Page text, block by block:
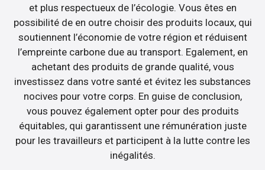
et plus respectueux de l’écologie. Vous êtes en
possibilité de en outre choisir des produits locaux, qui
soutiennent l’économie de votre région et réduisent
l’empreinte carbone due au transport. Egalement, en
achetant des produits de grande qualité, vous
investissez dans votre santé et évitez les substances
nocives pour votre corps. En guise de conclusion,
vous pouvez également opter pour des produits
équitables, qui garantissent une rémunération juste
pour les travailleurs et participent à la lutte contre les
inégalités.